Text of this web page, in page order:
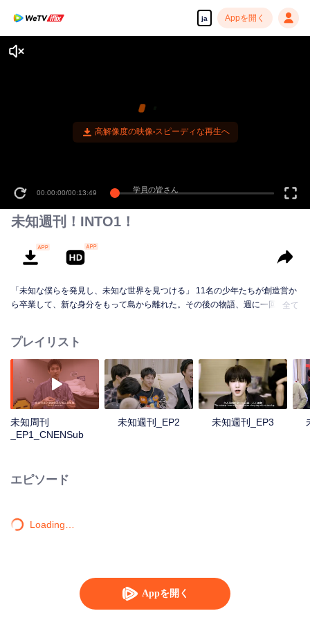
ja Appを開く
Appを開く
高解像度の映像•スピーディな再生へ
00:00:00/00:13:49 学員の皆さん
未知週刊！INTO1！
「未知な僕らを発見し、未知な世界を見つける」 11名の少年たちが創造営か
ら卒業して、新な身分をもって島から離れた。その後の物語、週に一回、本
全て
プレイリスト
未知周刊
_EP1_CNENSub
未知週刊_EP2 未知週刊_EP3
エピソード
Loading…